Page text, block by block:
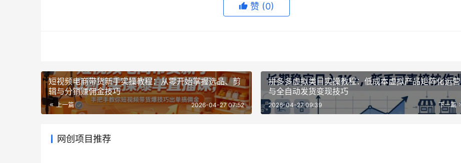
赞 (0)
短视频电商带货新手实操教程：从零开始掌握选品、剪
辑与分销赚佣金技巧
上一篇 2026-04-27 07:52
拼多多虚拟类目实操教程：低成本虚拟产品矩阵化运营
与全自动发货变现技巧
下一篇
2026-04-27 09:39
网创项目推荐